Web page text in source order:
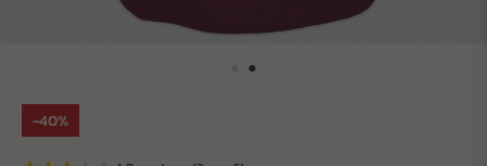
-40%